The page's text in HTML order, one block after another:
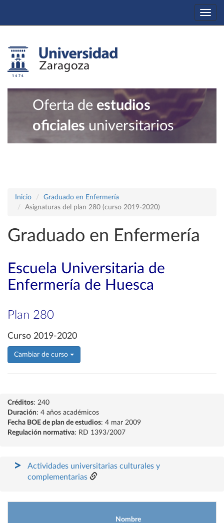
Oferta de estudios
oficiales universitarios
Inicio
Graduado en Enfermería
Asignaturas del plan 280 (curso 2019-2020)
Graduado en Enfermería
Escuela Universitaria de
Enfermería de Huesca
Plan 280
Curso 2019-2020
Cambiar de curso
Créditos: 240
Duración: 4 años académicos
Fecha BOE de plan de estudios: 4 mar 2009
Regulación normativa: RD 1393/2007
Actividades universitarias culturales y
complementarias
Nombre